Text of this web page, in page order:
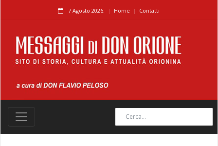
7 Agosto 2026. Home Contatti